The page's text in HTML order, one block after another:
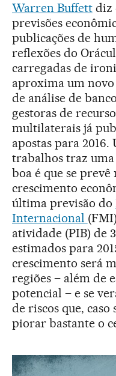
Warren Buffettdiz
previsões
publicações de
reflexões do
carregadas de
aproxima um
de análise de
gestoras de
multilaterais já
apostas para
trabalhos traz
boa é que se
crescimento
última previsão do
Internacional
atividade (PIB) de
estimados para
crescimento será
regiões – além de
potencial – e se
de riscos que,
piorar bastante o